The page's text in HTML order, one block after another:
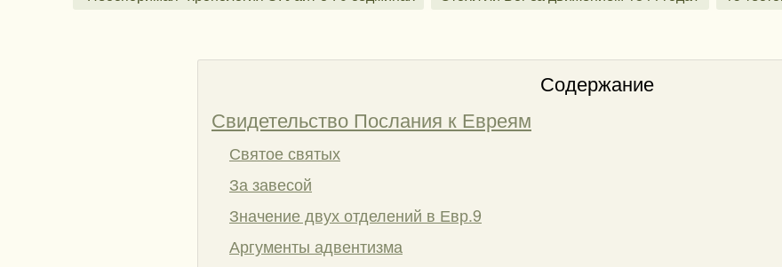
Содержание
Свидетельство Послания к Евреям
Святое святых
За завесой
Значение двух отделений в Евр.9
Аргументы адвентизма